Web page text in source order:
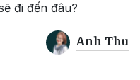
đi đến đâu?
Anh Thu